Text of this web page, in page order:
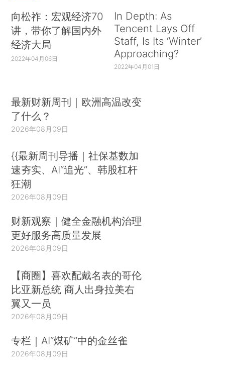
向松祚：宏观经济70
讲，带你了解国内外
经济大局
2022年04月06日
In Depth: As
Tencent Lays Off
Staff, Is Its ‘Winter’
Approaching?
2022年04月01日
最新财新周刊｜欧洲高温改变
了什么？
2026年08月09日
{{最新周刊导播｜社保基数加
速夯实、AI“追光”、韩股杠杆
狂潮
2026年08月09日
财新观察｜健全金融机构治理
更好服务高质量发展
2026年08月09日
【商圈】喜欢配戴名表的哥伦
比亚新总统 商人出身拉美右
翼又一员
2026年08月09日
专栏｜AI“煤矿”中的金丝雀
2026年08月09日